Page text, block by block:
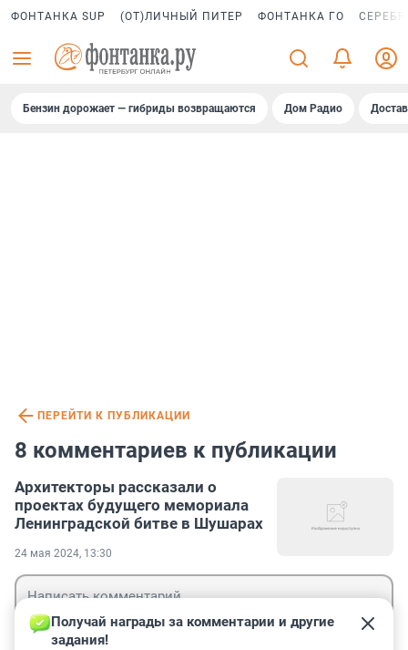
ФОНТАНКА SUP (ОТ)ЛИЧНЫЙ ПИТЕР ФОНТАНКА ГО
Бензин дорожает — гибриды возвращаются Дом Радио
ПЕРЕЙТИ К ПУБЛИКАЦИИ
8 комментариев к публикации
Архитекторы рассказали о
проектах будущего мемориала
Ленинградской битве в Шушарах
24 мая 2024, 13:30
Получай награды за комментарии и другие
задания!